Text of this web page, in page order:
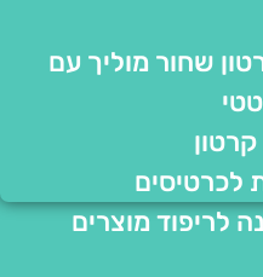
שחור מוליך עם
לריפוד מוצרים